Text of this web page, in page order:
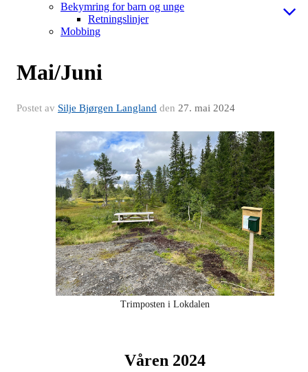
Bekymring for barn og unge
Retningslinjer
Mobbing
Mai/Juni
Postet av Silje Bjørgen Langland den 27. mai 2024
Trimposten i Lokdalen
Våren 2024